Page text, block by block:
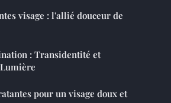
visage : l'allié douceur de
: Transidentité et
pour un visage doux et